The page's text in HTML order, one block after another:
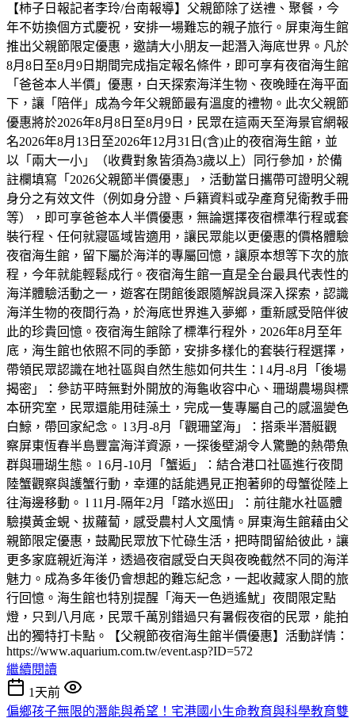
【柿子日報記者李玲/台南報導】父親節除了送禮、聚餐，今
年不妨換個方式慶祝，安排一場難忘的親子旅行。屏東海生館
推出父親節限定優惠，邀請大小朋友一起潛入海底世界。凡於
8月8日至8月9日期間完成指定報名條件，即可享有夜宿海生館
「爸爸本人半價」優惠，白天探索海洋生物、夜晚睡在海平面
下，讓「陪伴」成為今年父親節最有溫度的禮物。此次父親節
優惠將於2026年8月8日至8月9日，民眾在這兩天至海景官網報
名2026年8月13日至2026年12月31日(含)止的夜宿海生館，並
以「兩大一小」（收費對象皆須為3歲以上）同行參加，於備
註欄填寫「2026父親節半價優惠」，活動當日攜帶可證明父親
身分之有效文件（例如身分證、戶籍資料或孕產育兒衛教手冊
等），即可享爸爸本人半價優惠，無論選擇夜宿標準行程或套
裝行程、任何就寢區域皆適用，讓民眾能以更優惠的價格體驗
夜宿海生館，留下屬於海洋的專屬回憶，讓原本想等下次的旅
程，今年就能輕鬆成行。夜宿海生館一直是全台最具代表性的
海洋體驗活動之一，遊客在閉館後跟隨解說員深入探索，認識
海洋生物的夜間行為，於海底世界進入夢鄉，重新感受陪伴彼
此的珍貴回憶。夜宿海生館除了標準行程外，2026年8月至年
底，海生館也依照不同的季節，安排多樣化的套裝行程選擇，
帶領民眾認識在地社區與自然生態如何共生：l 4月-8月「後場
揭密」：參訪平時無對外開放的海龜收容中心、珊瑚農場與標
本研究室，民眾還能用硅藻土，完成一隻專屬自己的感溫變色
白鯨，帶回家紀念。 l 3月-8月「觀珊望海」：搭乘半潛艇觀
察屏東恆春半島豐富海洋資源，一探後壁湖令人驚艷的熱帶魚
群與珊瑚生態。 l 6月-10月「蟹逅」：結合港口社區進行夜間
陸蟹觀察與護蟹行動，幸運的話能遇見正抱著卵的母蟹從陸上
往海邊移動。 l 11月-隔年2月「踏水巡田」：前往龍水社區體
驗摸黃金蜆、拔蘿蔔，感受農村人文風情。屏東海生館藉由父
親節限定優惠，鼓勵民眾放下忙碌生活，把時間留給彼此，讓
更多家庭親近海洋，透過夜宿感受白天與夜晚截然不同的海洋
魅力。成為多年後仍會想起的難忘紀念，一起收藏家人間的旅
行回憶。海生館也特別提醒「海天一色逍遙魷」夜間限定點
燈，只到八月底，民眾千萬別錯過只有暑假夜宿的民眾，能拍
出的獨特打卡點。【父親節夜宿海生館半價優惠】活動詳情：
https://www.aquarium.com.tw/event.asp?ID=572
繼續閱讀
1天前
偏鄉孩子無限的潛能與希望！宅港國小生命教育與科學教育雙